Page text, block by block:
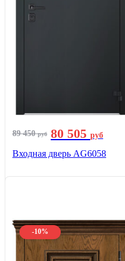
89 450руб 80 505 руб
Входная дверь AG6058
-10%